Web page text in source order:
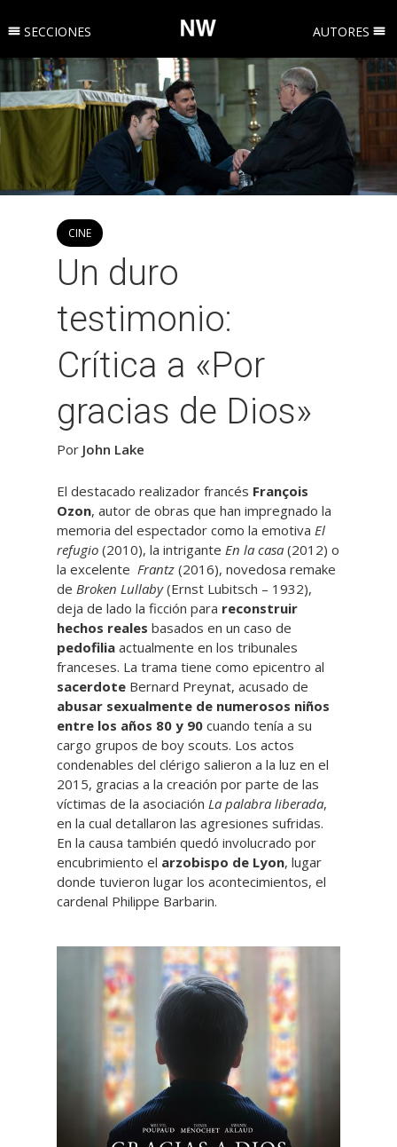
SECCIONES AUTORES
CINE
Un duro
testimonio:
Crítica a «Por
gracias de Dios»
Por John Lake
El destacado realizador francés François
Ozon, autor de obras que han impregnado la
memoria del espectador como la emotiva El
refugio (2010), la intrigante En la casa (2012) o
la excelente Frantz (2016), novedosa remake
de Broken Lullaby(Ernst Lubitsch – 1932),
deja de lado la ficción para reconstruir
hechos reales basados en un caso de
pedofilia actualmente en los tribunales
franceses. La trama tiene como epicentro al
sacerdote Bernard Preynat, acusado de
abusar sexualmente de numerosos niños
entre los años 80 y 90 cuando tenía a su
cargo grupos de boy scouts. Los actos
condenables del clérigo salieron a la luz en el
2015, gracias a la creación por parte de las
víctimas de la asociación La palabra liberada,
en la cual detallaron las agresiones sufridas.
En la causa también quedó involucrado por
encubrimiento el arzobispo de Lyon, lugar
donde tuvieron lugar los acontecimientos, el
cardenal Philippe Barbarin.